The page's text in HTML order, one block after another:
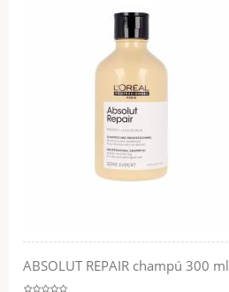
ABSOLUT REPAIR champú 300 ml